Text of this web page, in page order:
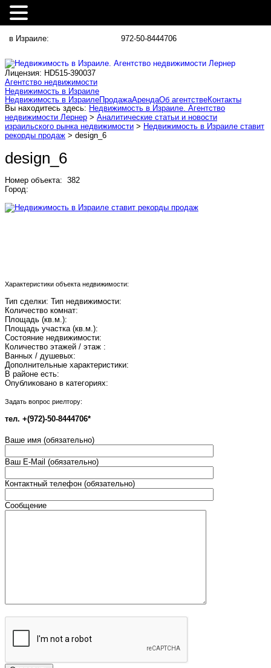
в Израиле: 972-50-8444706
Лицензия: HD515-390037
Агентство недвижимости
Недвижимость в Израиле
Недвижимость в ИзраилеПродажаАрендаОб агентствеКонтакты
Вы находитесь здесь: Недвижимость в Израиле. Агентство
недвижимости Лернер > Аналитические статьи и новости
израильского рынка недвижимости > Недвижимость в Израиле ставит
рекорды продаж > design_6
design_6
Номер объекта: 382
Город:
Характеристики объекта недвижимости:
Тип сделки: Тип недвижимости:
Количество комнат:
Площадь (кв.м.):
Площадь участка (кв.м.):
Состояние недвижимости:
Количество этажей / этаж :
Ванных / душевых:
Дополнительные характеристики:
В районе есть:
Опубликовано в категориях:
Задать вопрос риелтору:
тел. +(972)-50-8444706*
Ваше имя (обязательно)
Ваш E-Mail (обязательно)
Контактный телефон (обязательно)
Сообщение